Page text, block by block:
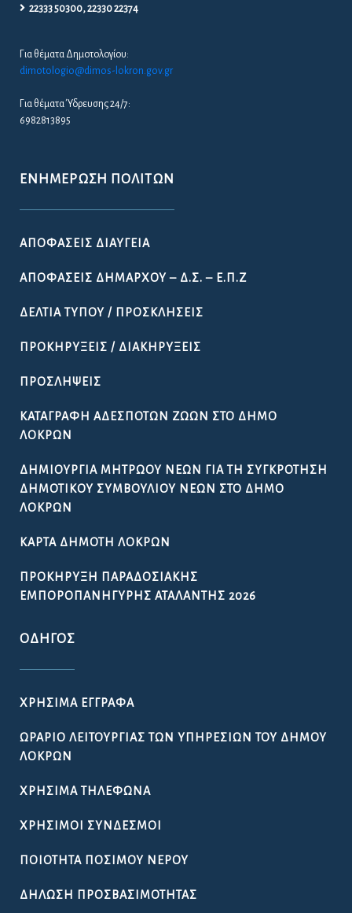
22333 50300, 22330 22374
Για θέματα Δημοτολογίου:
dimotologio@dimos-lokron.gov.gr
Για θέματα Ύδρευσης 24/7:
6982813895
ΕΝΗΜΈΡΩΣΗ ΠΟΛΙΤΏΝ
ΑΠΟΦΆΣΕΙΣ ΔΙΑΎΓΕΙΑ
ΑΠΟΦΆΣΕΙΣ ΔΗΜΆΡΧΟΥ – Δ.Σ. – Ε.Π.Ζ
ΔΕΛΤΊΑ ΤΎΠΟΥ / ΠΡΟΣΚΛΉΣΕΙΣ
ΠΡΟΚΗΡΎΞΕΙΣ / ΔΙΑΚΗΡΎΞΕΙΣ
ΠΡΟΣΛΉΨΕΙΣ
ΚΑΤΑΓΡΑΦΉ ΑΔΈΣΠΟΤΩΝ ΖΏΩΝ ΣΤΟ ΔΉΜΟ
ΛΟΚΡΏΝ
ΔΗΜΙΟΥΡΓΊΑ ΜΗΤΡΏΟΥ ΝΈΩΝ ΓΙΑ ΤΗ ΣΥΓΚΡΌΤΗΣΗ
ΔΗΜΟΤΙΚΟΎ ΣΥΜΒΟΥΛΊΟΥ ΝΈΩΝ ΣΤΟ ΔΉΜΟ
ΛΟΚΡΏΝ
ΚΆΡΤΑ ΔΗΜΌΤΗ ΛΟΚΡΏΝ
ΠΡΟΚΉΡΥΞΗ ΠΑΡΑΔΟΣΙΑΚΉΣ
ΕΜΠΟΡΟΠΑΝΉΓΥΡΗΣ ΑΤΑΛΆΝΤΗΣ 2026
ΟΔΗΓΌΣ
ΧΡΉΣΙΜΑ ΈΓΓΡΑΦΑ
ΩΡΆΡΙΟ ΛΕΙΤΟΥΡΓΊΑΣ ΤΩΝ ΥΠΗΡΕΣΙΏΝ ΤΟΥ ΔΉΜΟΥ
ΛΟΚΡΏΝ
ΧΡΉΣΙΜΑ ΤΗΛΈΦΩΝΑ
ΧΡΉΣΙΜΟΙ ΣΎΝΔΕΣΜΟΙ
ΠΟΙΌΤΗΤΑ ΠΌΣΙΜΟΥ ΝΕΡΟΎ
ΔΉΛΩΣΗ ΠΡΟΣΒΑΣΙΜΌΤΗΤΑΣ